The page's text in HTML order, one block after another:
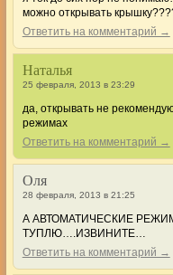
можно открывать
Ответить на комментарий →
Наталья
25 февраля, 2013 в 23:29
да, открывать не
режимах
Ответить на комментарий →
Оля
28 февраля, 2013 в 21:25
А АВТОМАТИЧЕСКИЕ
ТУПЛЮ….ИЗВИНИТЕ…
Ответить на комментарий →